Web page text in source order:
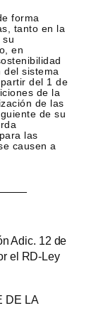
forma
tanto en la
su
en
del sistema
del 1 de
de la
de las
de su
las
causen a
Adic. 12 de
el RD-Ley
DE LA